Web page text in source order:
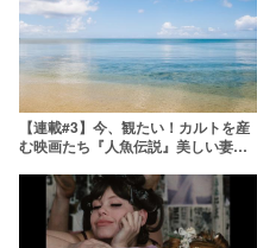
【連載#3】今、観たい！カルトを産
む映画たち『人魚伝説』美しい妻の